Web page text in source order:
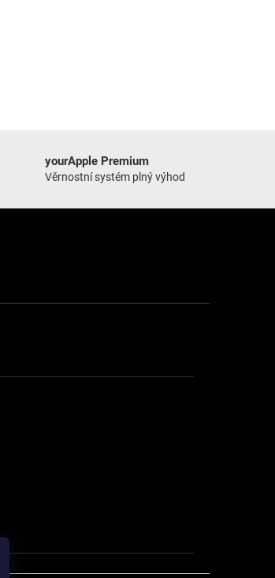
yourApple Premium
Věrnostní systém plný výhod